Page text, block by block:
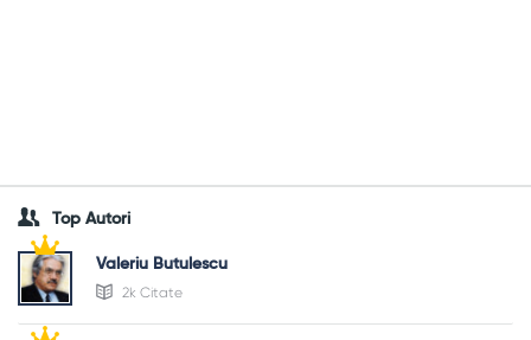
Top Autori
Valeriu Butulescu
2k Citate